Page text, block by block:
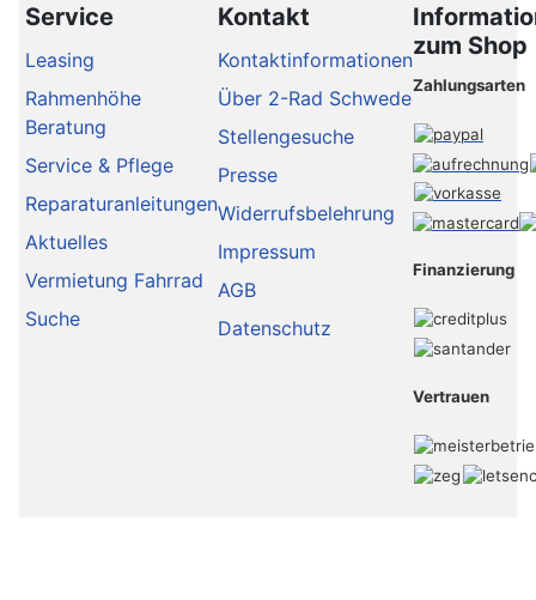
Service
Leasing
Rahmenhöhe
Beratung
Service & Pflege
Reparaturanleitungen
Aktuelles
Vermietung Fahrrad
Suche
Kontakt
Kontaktinformationen
Über 2-Rad Schwede
Stellengesuche
Presse
Widerrufsbelehrung
Impressum
AGB
Datenschutz
zum Shop
Zahlungsarten
Finanzierung
Vertrauen